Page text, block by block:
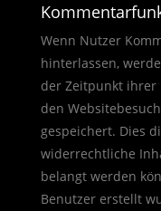
Wenn Nutzer
hinterlassen,
der Zeitpunkt ihrer
den
gespeichert. Dies
widerrechtliche
belangt werden
Benutzer erstellt